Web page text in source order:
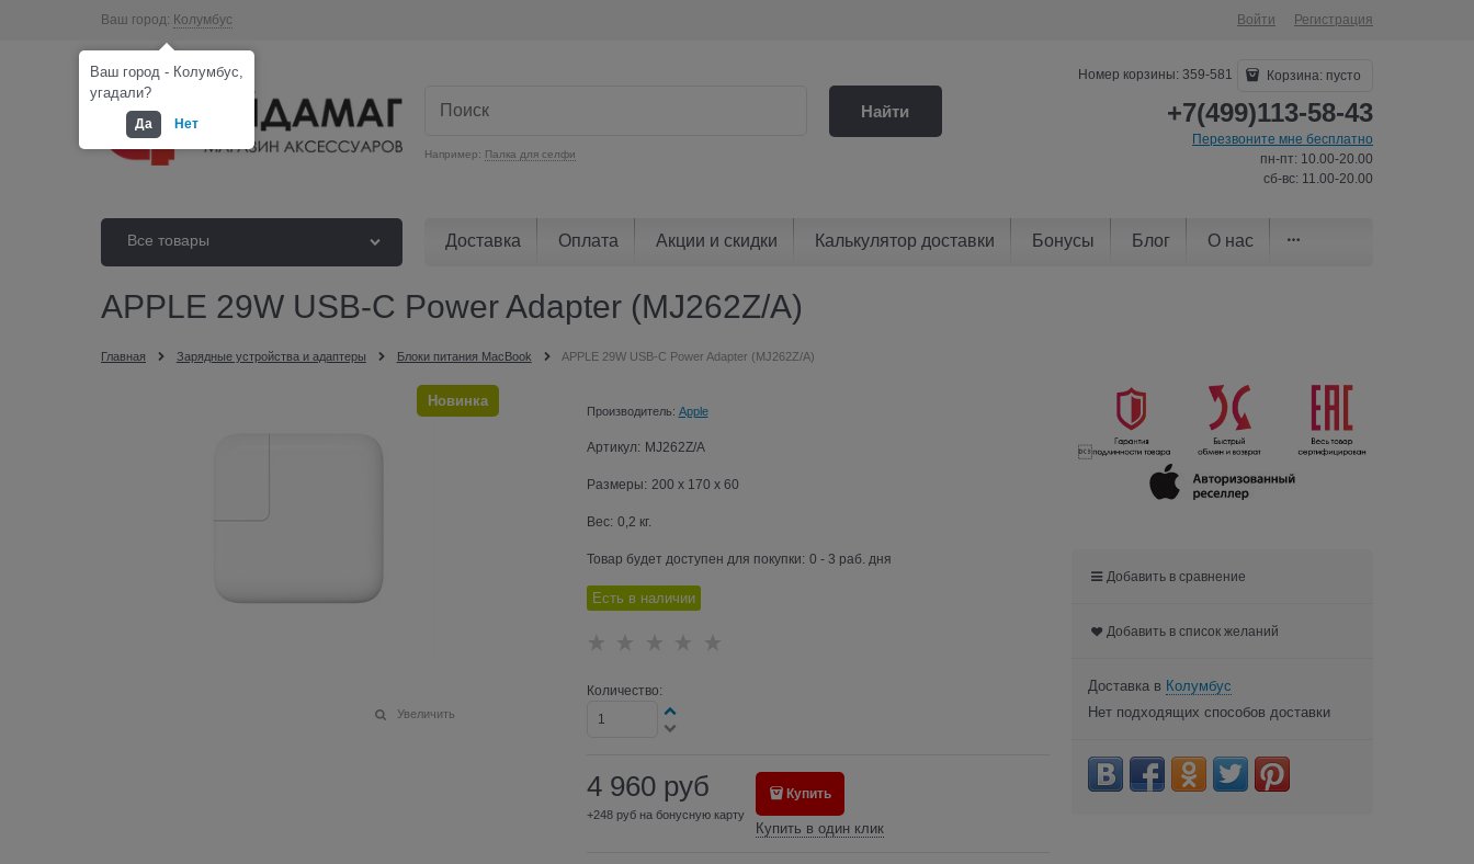
Ваш город: Колумбус Войти Регистрация
Например: Палка для селфи
Найти
Номер корзины: 359-581 Корзина: пусто
+7(499)113-58-43
Перезвоните мне бесплатно
пн-пт: 10.00-20.00
сб-вс: 11.00-20.00
Все товары Доставка Оплата Акции и скидки Калькулятор доставки Бонусы Блог О нас
APPLE 29W USB-C Power Adapter (MJ262Z/A)
Главная Зарядные устройства и адаптеры Блоки питания MacBook APPLE 29W USB-C Power Adapter (MJ262Z/A)
Новинка
Увеличить
Производитель: Apple
Артикул: MJ262Z/A
Размеры: 200 x 170 x 60
Вес: 0,2 кг.
Товар будет доступен для покупки: 0 - 3 раб. дня
Есть в наличии
Количество:
4 960 руб
+248 руб на бонусную карту
Купить
Купить в один клик

Добавить в сравнение
Добавить в список желаний
Доставка в Колумбус
Нет подходящих способов доставки
Ваш город - Колумбус,
угадали?
Да Нет